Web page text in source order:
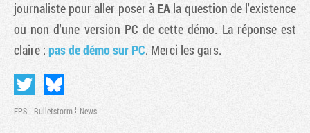
journaliste pour aller poser à EA la question de l'existence
ou non d'une version PC de cette démo. La réponse est
claire : pas de démo sur PC. Merci les gars.
FPS Bulletstorm News